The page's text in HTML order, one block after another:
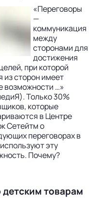
«Переговоры
—
коммуникация
между
сторонами для
достижения
при которой
из сторон имеет
возможности …»
Только 30%
которые
в Центре
Сетейтм о
переговорах в
эту
Почему?
товарам